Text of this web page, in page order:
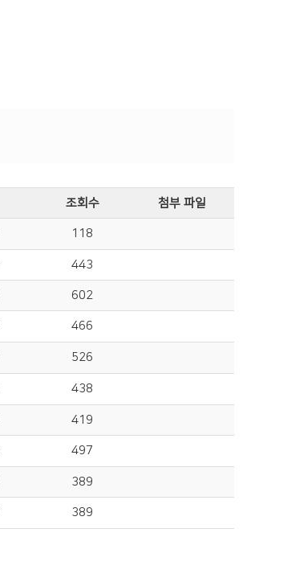
조회수 첨부 파일
118
443
602
466
526
438
419
497
389
389